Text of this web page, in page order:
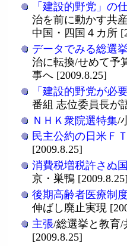
「建設的野党」の
治を前に動かす共
中国・四国４カ所
データでみる総選
治に転換/せめて予
事へ [2009.8.25]
「建設的野党が必
番組 志位委員長が
ＮＨＫ衆院選特集/
民主公約の日米Ｆ
[2009.8.25]
消費税増税許さぬ
京・巣鴨
後期高齢者医療制
伸ばし廃止実現
主張/総選挙と教育/
[2009.8.25]